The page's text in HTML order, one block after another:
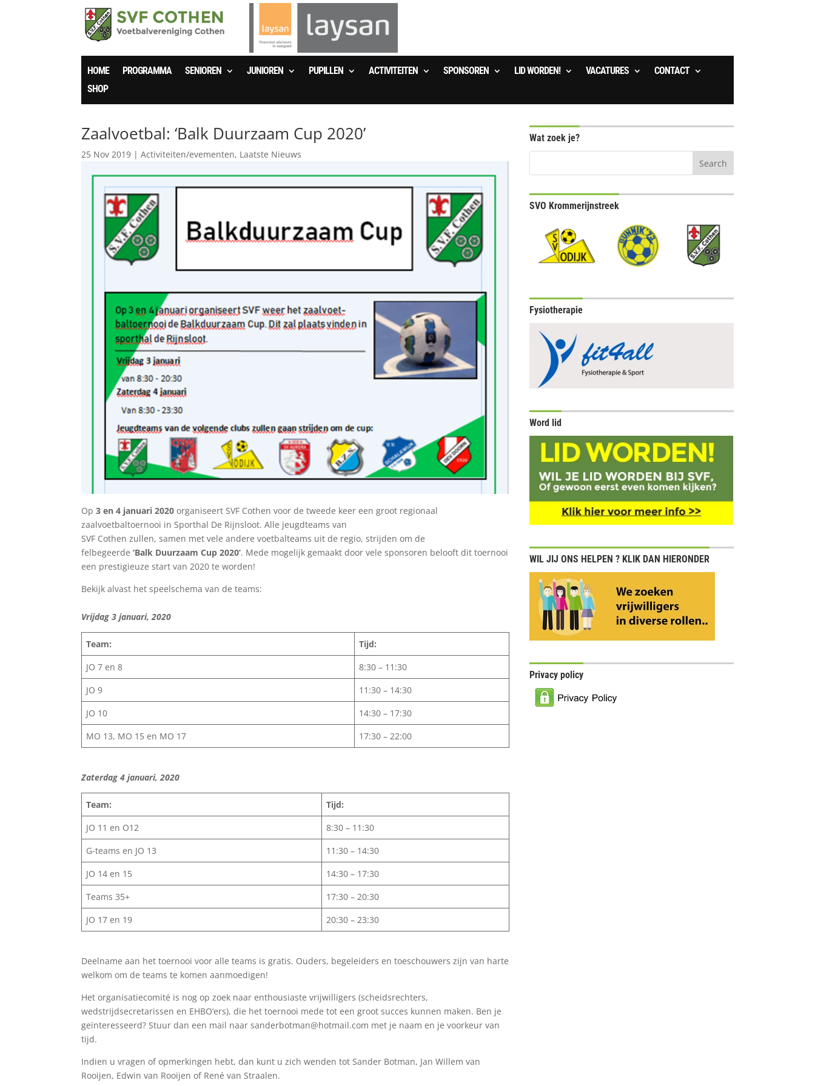
HOME PROGRAMMA SENIOREN JUNIOREN PUPILLEN ACTIVITEITEN SPONSOREN LID WORDEN! VACATURES
CONTACT
SHOP
Zaalvoetbal: ‘Balk Duurzaam Cup 2020’
25 Nov 2019 |Activiteiten/evementen, Laatste Nieuws
Op3 en 4 januari 2020 organiseert SVF Cothen voor de tweede keer een groot regionaal
zaalvoetbaltoernooi in Sporthal De Rijnsloot. Alle jeugdteams van
SVF Cothen zullen, samen met vele andere voetbalteams uit de regio, strijden om de
felbegeerde ‘Balk Duurzaam Cup 2020’. Mede mogelijk gemaakt door vele sponsoren belooft dit toernooi
een prestigieuze start van 2020 te worden!
Bekijk alvast het speelschema van de teams:
Vrijdag 3 januari, 2020
Team:
Tijd:
JO 7 en 8
8:30 – 11:30
JO 9
11:30 – 14:30
JO 10
14:30 – 17:30
MO 13, MO 15 en MO 17
17:30 – 22:00
Zaterdag 4 januari, 2020
Team:
Tijd:
JO 11 en O12
8:30 – 11:30
G-teams en JO 13
11:30 – 14:30
JO 14 en 15
14:30 – 17:30
Teams 35+
17:30 – 20:30
JO 17 en 19
20:30 – 23:30
Deelname aan het toernooi voor alle teams is gratis. Ouders, begeleiders en toeschouwers zijn van harte
welkom om de teams te komen aanmoedigen!
Het organisatiecomité is nog op zoek naar enthousiaste vrijwilligers (scheidsrechters,
wedstrijdsecretarissen en EHBO’ers), die het toernooi mede tot een groot succes kunnen maken. Ben je
geïnteresseerd? Stuur dan een mail naar sanderbotman@hotmail.com met je naam en je voorkeur van
tijd.
Indien u vragen of opmerkingen hebt, dan kunt u zich wenden tot Sander Botman, Jan Willem van
Rooijen, Edwin van Rooijen of René van Straalen.
Wat zoek je?
SVO Krommerijnstreek
Fysiotherapie
Word lid
WIL JIJ ONS HELPEN ? KLIK DAN HIERONDER
Privacy policy